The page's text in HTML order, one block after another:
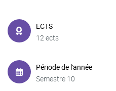
ECTS
12 ects
Période de l'année
Semestre 10